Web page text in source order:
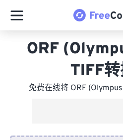
ORF
TIFF
免费在线将 ORF (Olympus